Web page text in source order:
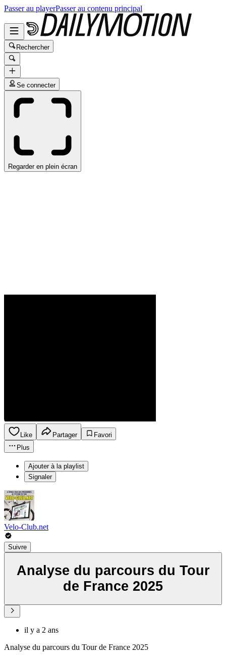
Passer au playerPasser au contenu principal
Rechercher
Se connecter
Regarder en plein écran
Like Partager
Favori
Plus
Ajouter à la playlist
Signaler
Velo-Club.net
Suivre
Analyse du parcours du Tour
de France 2025
il y a 2 ans
Analyse du parcours du Tour de France 2025